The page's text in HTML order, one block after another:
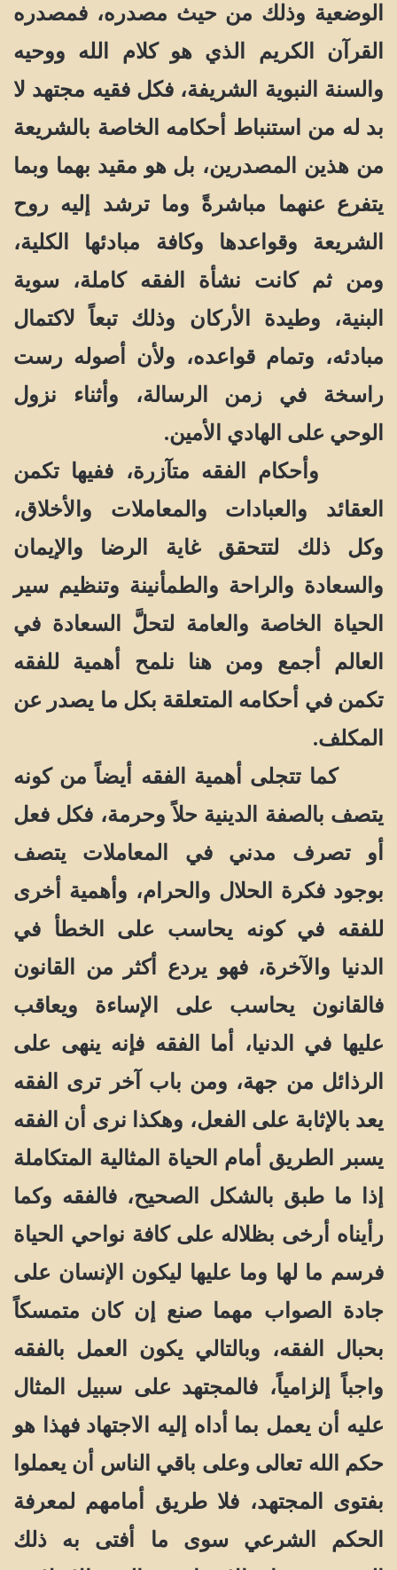
الوضعية وذلك من حيث مصدره، فمصدره
القرآن الكريم الذي هو كلام الله ووحيه
والسنة النبوية الشريفة، فكل فقيه مجتهد لا
بد له من استنباط أحكامه الخاصة بالشريعة
من هذين المصدرين، بل هو مقيد بهما وبما
يتفرع عنهما مباشرةً وما ترشد إليه روح
الشريعة وقواعدها وكافة مبادئها الكلية،
ومن ثم كانت نشأة الفقه كاملة، سوية
البنية، وطيدة الأركان وذلك تبعاً لاكتمال
مبادئه، وتمام قواعده، ولأن أصوله رست
راسخة في زمن الرسالة، وأثناء نزول
الوحي على الهادي الأمين.
وأحكام الفقه متآزرة، ففيها تكمن
العقائد والعبادات والمعاملات والأخلاق،
وكل ذلك لتتحقق غاية الرضا والإيمان
والسعادة والراحة والطمأنينة وتنظيم سير
الحياة الخاصة والعامة لتحلَّ السعادة في
العالم أجمع ومن هنا نلمح أهمية للفقه
تكمن في أحكامه المتعلقة بكل ما يصدر عن
المكلف.
كما تتجلى أهمية الفقه أيضاً من كونه
يتصف بالصفة الدينية حلاً وحرمة، فكل فعل
أو تصرف مدني في المعاملات يتصف
بوجود فكرة الحلال والحرام، وأهمية أخرى
للفقه في كونه يحاسب على الخطأ في
الدنيا والآخرة، فهو يردع أكثر من القانون
فالقانون يحاسب على الإساءة ويعاقب
عليها في الدنيا، أما الفقه فإنه ينهى على
الرذائل من جهة، ومن باب آخر ترى الفقه
يعد بالإثابة على الفعل، وهكذا نرى أن الفقه
يسبر الطريق أمام الحياة المثالية المتكاملة
إذا ما طبق بالشكل الصحيح، فالفقه وكما
رأيناه أرخى بظلاله على كافة نواحي الحياة
فرسم ما لها وما عليها ليكون الإنسان على
جادة الصواب مهما صنع إن كان متمسكاً
بحبال الفقه، وبالتالي يكون العمل بالفقه
واجباً إلزامياً، فالمجتهد على سبيل المثال
عليه أن يعمل بما أداه إليه الاجتهاد فهذا هو
حكم الله تعالى وعلى باقي الناس أن يعملوا
بفتوى المجتهد، فلا طريق أمامهم لمعرفة
الحكم الشرعي سوى ما أفتى به ذلك